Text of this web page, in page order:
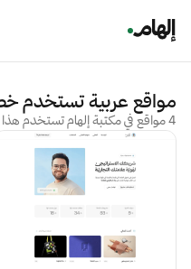
مواقع عربية تستخدم
4 مواقع في مكتبة إلهام تستخدم هذا الخط